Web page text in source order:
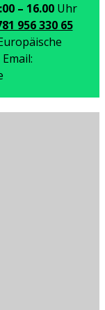
– 16.00Uhr
956 330 65